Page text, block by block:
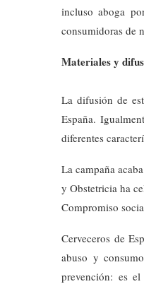
incluso aboga
consumidoras de
Materiales y
La difusión de
España.
diferentes
La campaña
y Obstetricia ha
Compromiso
Cerveceros de
abuso y
prevención: es